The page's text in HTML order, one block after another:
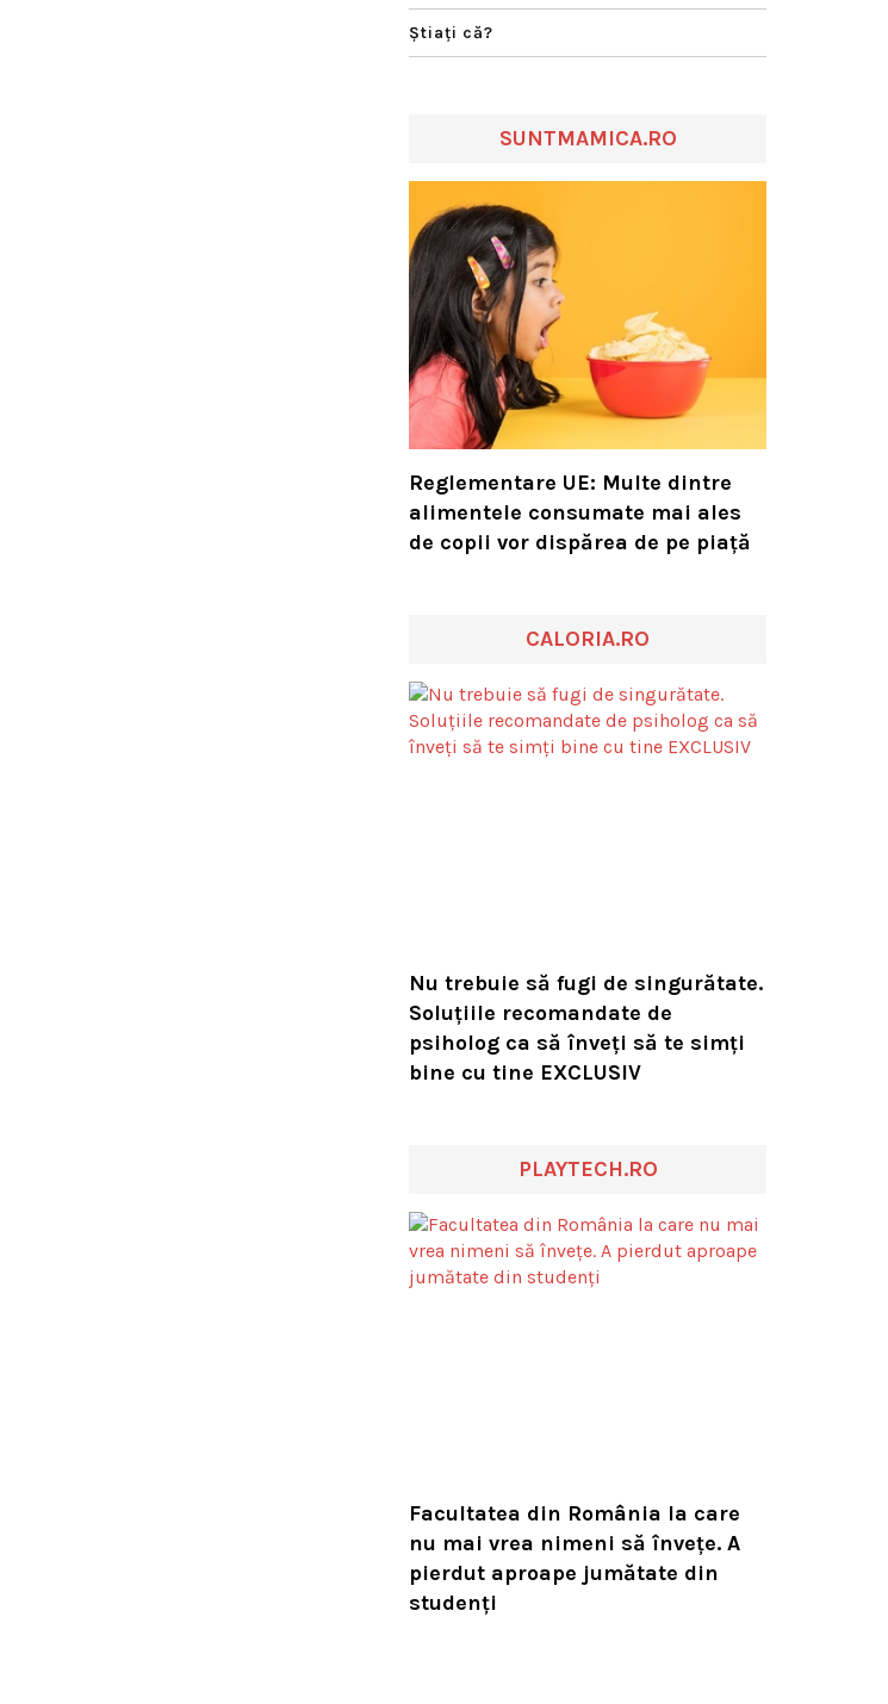
Ştiaţi că?
SUNTMAMICA.RO
Reglementare UE: Multe dintre
alimentele consumate mai ales
de copii vor dispărea de pe piață
CALORIA.RO
Nu trebuie să fugi de singurătate.
Soluțiile recomandate de
psiholog ca să înveți să te simți
bine cu tine EXCLUSIV
PLAYTECH.RO
Facultatea din România la care
nu mai vrea nimeni să înveţe. A
pierdut aproape jumătate din
studenţi